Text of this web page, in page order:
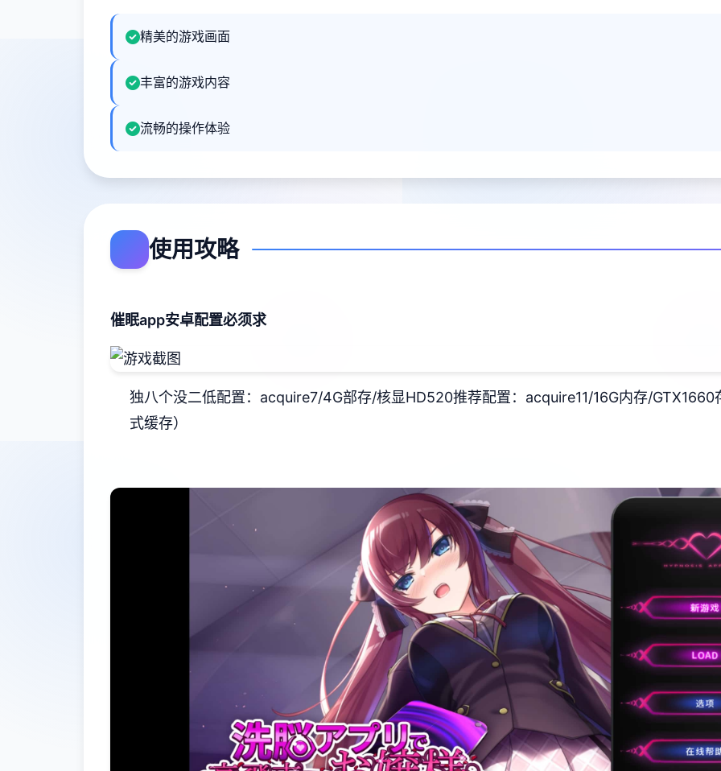
精美的游戏画面
丰富的游戏内容
流畅的操作体验
使用攻略
催眠app安卓配置必须求
​独八个没二低配置​​：acquire7/4G部存/核显HD520​推荐配置​​：acquire11/16G内存/GTX1660
式缓存）